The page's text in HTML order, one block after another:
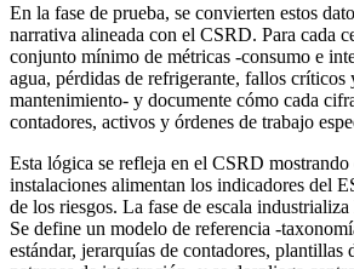
En la fase de prueba, se convierten estos
narrativa alineada con el CSRD. Para cada
conjunto mínimo de métricas -consumo e
agua, pérdidas de refrigerante, fallos críticos
mantenimiento- y documente cómo cada
contadores, activos y órdenes de trabajo
Esta lógica se refleja en el CSRD
instalaciones alimentan los indicadores del
de los riesgos. La fase de escala
Se define un modelo de referencia -
estándar, jerarquías de contadores, plantillas